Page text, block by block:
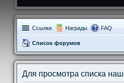
Ссылки Награды FAQ
Список форумов
Для просмотра списка